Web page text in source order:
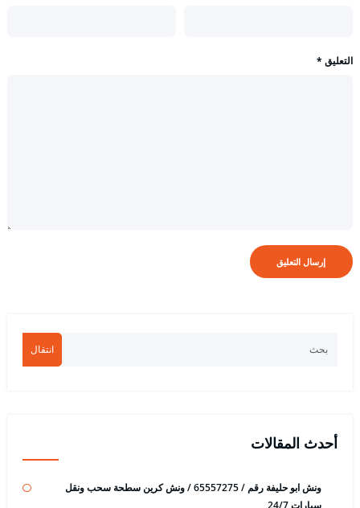
التعليق *
انتقال
أحدث المقالات
ونش ابو حليفة رقم / 65557275 / ونش كرين سطحة سحب ونقل
سيارات 24/7